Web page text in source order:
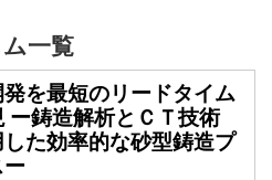
一覧
を最短のリードタイム
ー鋳造解析とＣＴ技術
した効率的な砂型鋳造プ
ー